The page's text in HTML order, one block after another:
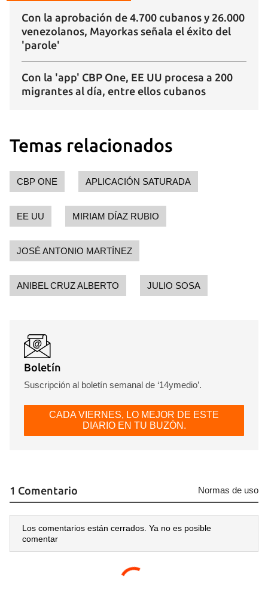
INICIAR SESIÓN CANCELAR
Con la aprobación de 4.700 cubanos y 26.000
venezolanos, Mayorkas señala el éxito del
'parole'
Con la 'app' CBP One, EE UU procesa a 200
migrantes al día, entre ellos cubanos
Temas relacionados
CBP ONE APLICACIÓN SATURADA
EE UU MIRIAM DÍAZ RUBIO
JOSÉ ANTONIO MARTÍNEZ
ANIBEL CRUZ ALBERTO JULIO SOSA
Boletín
Suscripción al boletín semanal de ‘14ymedio’.
CADA VIERNES, LO MEJOR DE ESTE
DIARIO EN TU BUZÓN.
1 Comentario Normas de uso
Los comentarios están cerrados. Ya no es posible
comentar